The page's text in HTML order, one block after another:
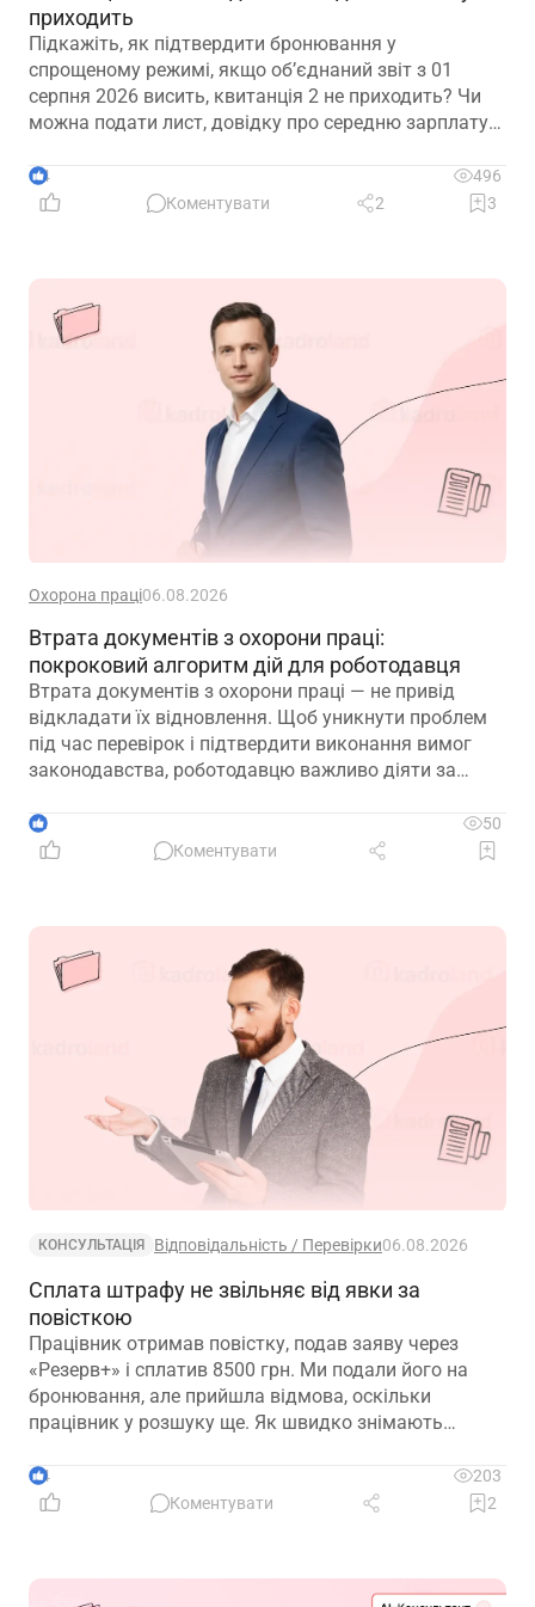
приходить
Підкажіть, як підтвердити бронювання у
спрощеному режимі, якщо обʼєднаний звіт з 01
серпня 2026 висить, квитанція 2 не приходить? Чи
можна подати лист, довідку про середню зарплату
4
496
Коментувати
2 3
Охорона праці06.08.2026
Втрата документів з охорони праці:
покроковий алгоритм дій для роботодавця
Втрата документів з охорони праці — не привід
відкладати їх відновлення. Щоб уникнути проблем
під час перевірок і підтвердити виконання вимог
законодавства, роботодавцю важливо діяти за
відновити ключові документи та подбати про їх
надійне зберігання в майбутньому
1
50
Коментувати
КОНСУЛЬТАЦІЯ Відповідальність / Перевірки06.08.2026
Сплата штрафу не звільняє від явки за
повісткою
Працівник отримав повістку, подав заяву через
«Резерв+» і сплатив 8500 грн. Ми подали його на
бронювання, але прийшла відмова, оскільки
працівник у розшуку ще. Як швидко знімають
4
203
Коментувати
2